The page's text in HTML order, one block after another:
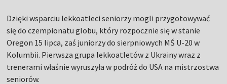
Dzięki wsparciu lekkoatleci seniorzy mogli przygotowywać
się do czempionatu globu, który rozpocznie się w stanie
Oregon 15 lipca, zaś juniorzy do sierpniowych MŚ U-20 w
Kolumbii. Pierwsza grupa lekkoatletów z Ukrainy wraz z
trenerami właśnie wyruszyła w podróż do USA na mistrzostwa
seniorów.